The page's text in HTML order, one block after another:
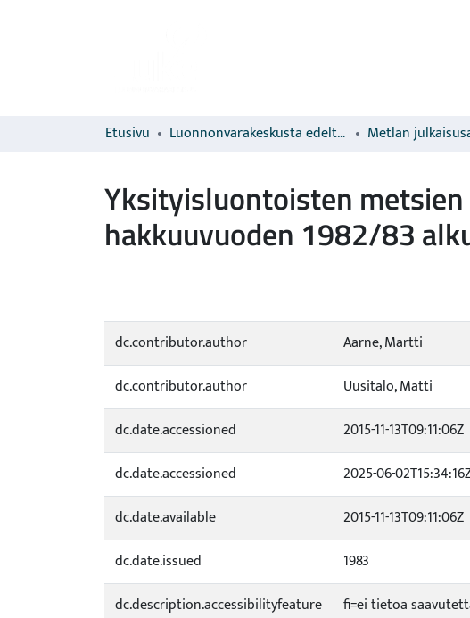
Etusivu Luonnonvarakeskusta edeltävien organisaatioiden sarjat Metlan
Yksityisluontoisten
hakkuuvuoden 1982/83
dc.contributor.author Aarne, Martti
dc.contributor.author
Uusitalo, Matti
dc.date.accessioned
2015-11-13T09:11:06Z
dc.date.accessioned
2025-06-
dc.date.available
2015-11-13T09:11:06Z
dc.date.issued
1983
dc.description.accessibilityfeature
fi=ei tietoa